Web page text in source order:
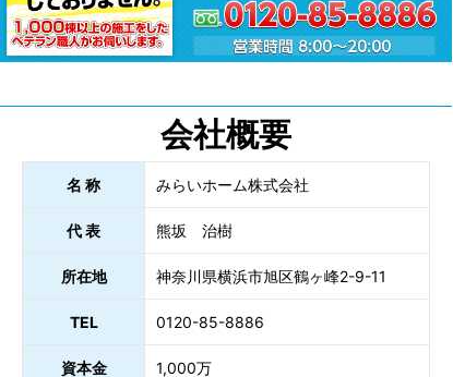
会社概要
名 称 みらいホーム株式会社
代 表 熊坂 治樹
所在地 神奈川県横浜市旭区鶴ヶ峰2-9-11
TEL 0120-85-8886
資本金 1,000万